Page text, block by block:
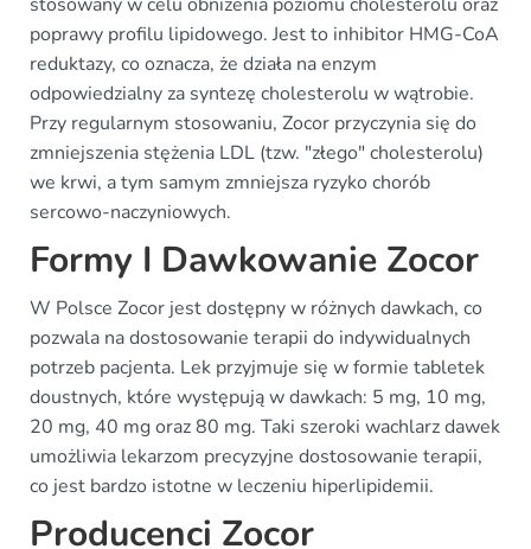
poprawy profilu lipidowego. Jest to inhibitor HMG-CoA
reduktazy, co oznacza, że działa na enzym
odpowiedzialny za syntezę cholesterolu w wątrobie.
Przy regularnym stosowaniu, Zocor przyczynia się do
zmniejszenia stężenia LDL (tzw. "złego" cholesterolu)
we krwi, a tym samym zmniejsza ryzyko chorób
sercowo-naczyniowych.
Formy I Dawkowanie Zocor
W Polsce Zocor jest dostępny w różnych dawkach, co
pozwala na dostosowanie terapii do indywidualnych
potrzeb pacjenta. Lek przyjmuje się w formie tabletek
doustnych, które występują w dawkach: 5 mg, 10 mg,
20 mg, 40 mg oraz 80 mg. Taki szeroki wachlarz dawek
umożliwia lekarzom precyzyjne dostosowanie terapii,
co jest bardzo istotne w leczeniu hiperlipidemii.
Producenci Zocor